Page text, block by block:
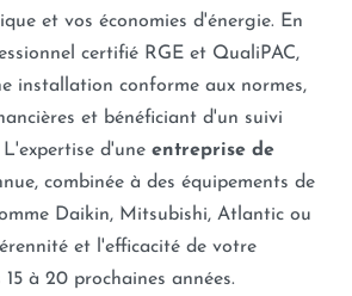
et vos économies d'énergie. En
certifié RGE et QualiPAC,
installation conforme aux normes,
et bénéficiant d'un suivi
d'une entreprise de
combinée à des équipements de
Daikin, Mitsubishi, Atlantic ou
et l'efficacité de votre
à 20 prochaines années.